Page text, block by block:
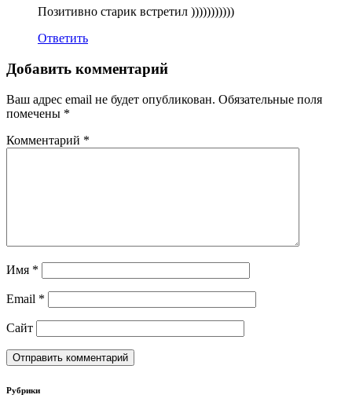
Позитивно старик встретил )))))))))))
Ответить
Добавить комментарий
Ваш адрес email не будет опубликован. Обязательные поля
помечены *
Комментарий *
Имя *
Email *
Сайт
Рубрики